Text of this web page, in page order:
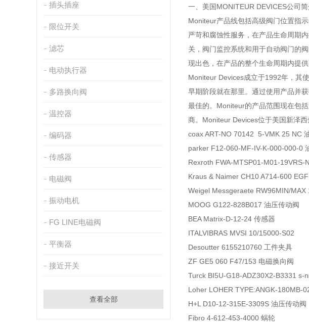
插头插座
限位开关
滤芯
电动执行器
多路换向阀
温控器
编码器
传感器
电磁阀
振动电机
FG LINE电磁阀
平衡器
接近开关
查看全部
一、美国MONITEUR DEVICES公司简
Moniteur产品线包括高级阀门位置指
严苛和腐蚀性服务，在产品生命周期
关，阀门监控系统和用于自动阀门的
现出色，在产品的整个生命周期内提
Moniteur Devices成立于1992年，其
早期阶段就在那里。通过使用产品并
最佳的。Moniteur的产品范围现在包
商。Moniteur Devices位于美国新泽
coax ART-NO 70142 5-VMK 25 NC
parker F12-060-MF-IV-K-000-000-0
Rexroth FWA-MTSP01-M01-19VRS-
Kraus & Naimer CH10 A714-600
Weigel Messgeraete RW96MIN/MAX
MOOG G122-828B017 油压传动阀
BEA Matrix-D-12-24 传感器
ITALVIBRAS MVSI 10/15000-S02
Desoutter 6155210760 工件夹具
ZF GE5 060 F47/153 电磁换向阀
Turck BI5U-G18-ADZ30X2-B3331 s-
Loher LOHER TYPE:ANGK-180MB-
H+L D10-12-315E-3309S 油压传动阀
Fibro 4-612-453-4000 蜗轮